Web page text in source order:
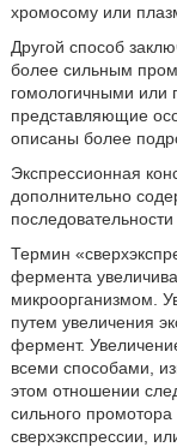
хромосому или
Другой способ
более сильным
гомологичными или
представляющие
описаны более
Экспрессионная
дополнительно
Термин
фермента
микроорганизмом.
путем увеличения
фермент.
всеми способами,
этом отношении
сильного
сверхэкспрессии,